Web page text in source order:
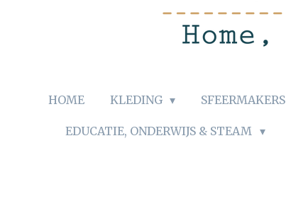
HOME KLEDING SFEERMAKERS
EDUCATIE, ONDERWIJS & STEAM